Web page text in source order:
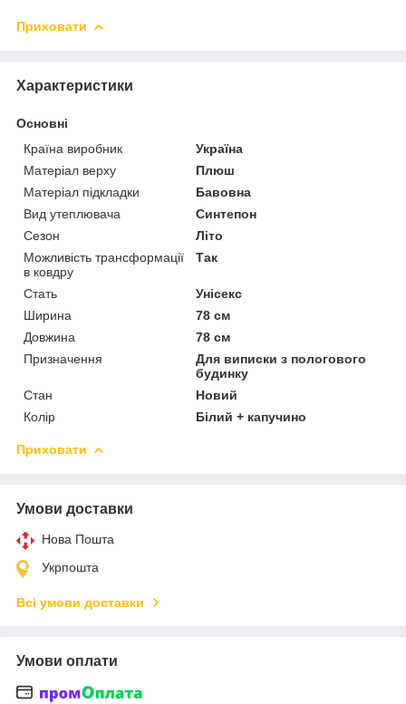
Приховати
Характеристики
Основні
Країна виробник
Україна
Матеріал верху
Плюш
Матеріал підкладки
Бавовна
Вид утеплювача
Синтепон
Сезон
Літо
Можливість трансформації
в ковдру
Так
Стать
Унісекс
Ширина
78 см
Довжина
78 см
Призначення
Для виписки з пологового
будинку
Стан
Новий
Колір
Білий + капучино
Приховати
Умови доставки
Нова Пошта
Укрпошта
Всі умови доставки
Умови оплати